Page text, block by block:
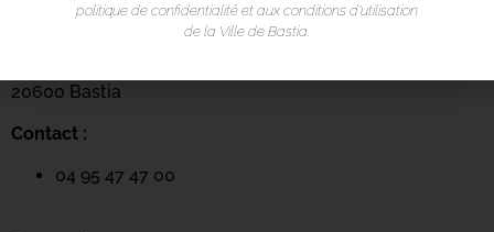
Mediateca Barberine Duriani
20600 Bastia
Contact :
04 95 47 47 00
politique de confidentialité et aux conditions d’utilisation
de la Ville de Bastia.